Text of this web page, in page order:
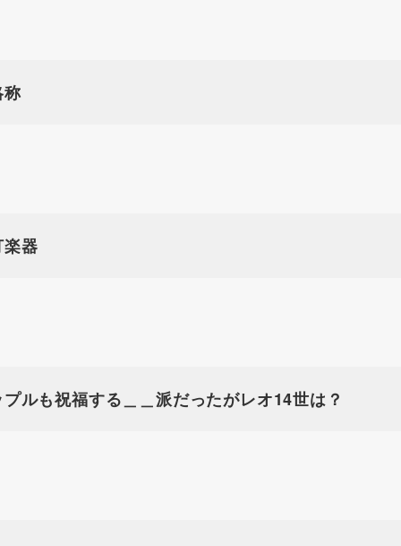
器
ルも祝福する＿＿派だったがレオ14世は？